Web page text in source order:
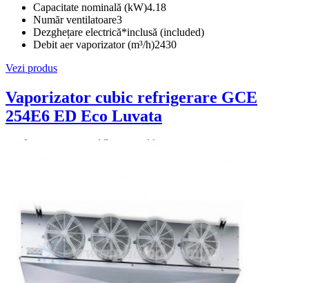
Capacitate nominală (kW)4.18
Număr ventilatoare3
Dezghețare electrică*inclusă (included)
Debit aer vaporizator (m³/h)2430
Vezi produs
Vaporizator cubic refrigerare GCE
254E6 ED Eco Luvata